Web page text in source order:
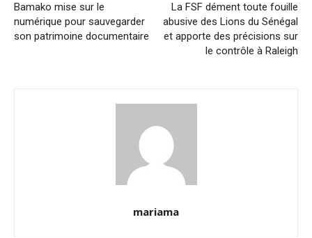
Bamako mise sur le
numérique pour sauvegarder
son patrimoine documentaire
La FSF dément toute fouille
abusive des Lions du Sénégal
et apporte des précisions sur
le contrôle à Raleigh
mariama